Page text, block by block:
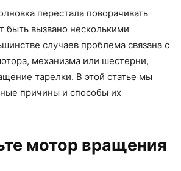
перестала поворачивать
быть вызвано несколькими
случаев проблема связана с
механизма или шестерни,
тарелки. В этой статье мы
причины и способы их
мотор вращения